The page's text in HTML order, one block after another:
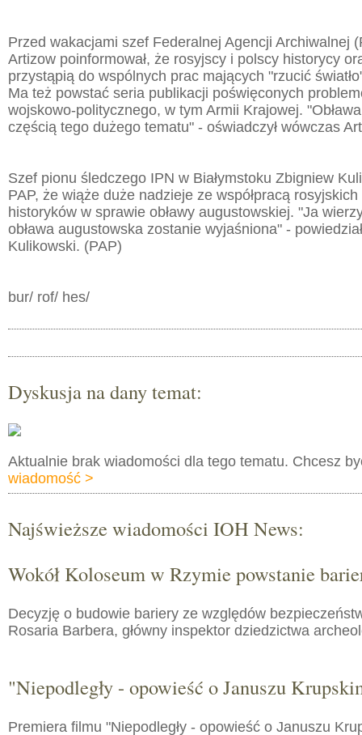
Przed wakacjami szef Federalnej Agencji Archiwalnej
Artizow poinformował, że rosyjscy i polscy historycy
przystąpią do wspólnych prac mających "rzucić
Ma też powstać seria publikacji poświęconych
wojskowo-politycznego, w tym Armii Krajowej.
częścią tego dużego tematu" - oświadczył wówczas
Szef pionu śledczego IPN w Białymstoku Zbigniew
PAP, że wiąże duże nadzieje ze współpracą
historyków w sprawie obławy augustowskiej. "Ja
obława augustowska zostanie wyjaśniona" -
Kulikowski. (PAP)
bur/ rof/ hes/
Dyskusja na dany temat:
Aktualnie brak wiadomości dla tego tematu. Chcesz
wiadomość >
Najświeższe wiadomości IOH News:
Wokół Koloseum w Rzymie powstanie
Decyzję o budowie bariery ze względów
Rosaria Barbera, główny inspektor dziedzictwa
"Niepodległy - opowieść o Januszu
Premiera filmu "Niepodległy - opowieść o Januszu